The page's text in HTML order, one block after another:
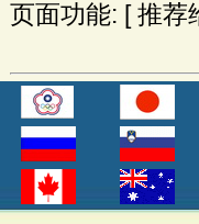
页面功能: [ 推荐